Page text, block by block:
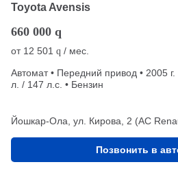
Toyota Avensis
660 000 q
от 12 501 q / мес.
Автомат • Передний привод • 2005
л. / 147 л.с. • Бензин
Йошкар-Ола, ул. Кирова, 2 (АС
Позвонить в